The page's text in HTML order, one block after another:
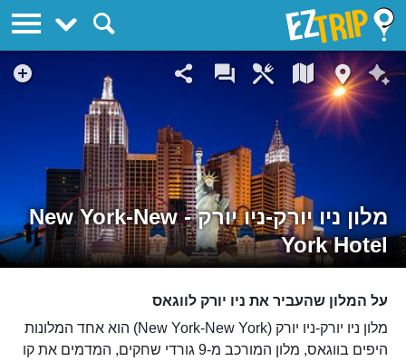
מלון ניו יורק-ניו יורק - New York-New
York Hotel
על המלון שהעביר את ניו יורק לווגאס
מלון ניו יורק-ניו יורק (New York-New York) הוא אחד המלונות
היפים בווגאס, מלון המורכב מ-9 גורדי שחקים, המדמים את קו
EZTrip